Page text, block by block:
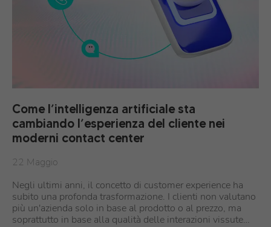
Come l’intelligenza artificiale sta
cambiando l’esperienza del cliente nei
moderni contact center
22 Maggio
Negli ultimi anni, il concetto di customer experience ha
subito una profonda trasformazione. I clienti non valutano
più un'azienda solo in base al prodotto o al prezzo, ma
soprattutto in base alla qualità delle interazioni vissute…